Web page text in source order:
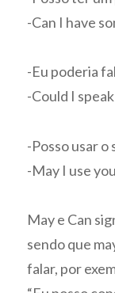
-Can I have
-Eu poderia
-Could I
-Posso usar
-May I use
May e Can
sendo que
falar, por